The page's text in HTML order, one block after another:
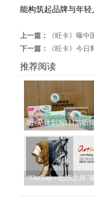
能构筑起品牌与年轻
上一篇：
《旺卡》曝
下一篇：
《旺卡》今
推荐阅读
听·见计划为111名听
儿童送上新年声音礼
包：让每一次表达都
回响
“OutSad—悲伤之外”